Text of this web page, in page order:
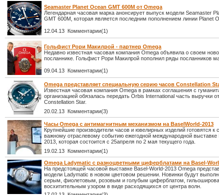
Seamaster Planet Ocean GMT 600M от Omega
Легендарная часовая марка анонсирует выпуск модели Seamaster
GMT 600M, которая является последним пополнением линии Planet
12.04.13 Комментарии(1)
Гольфист Рори Макилрой - партнер Omega
Недавно известная часовая компания Omega объявила о своем
посланнике. Гольфист Рори Макилрой пополнил ряды посланников
09.04.13 Комментарии(1)
Omega представляет специальную серию часов Constellation
Известная часовая компания Omega в рамках соглашения с
организацией обязалась передать Orbis International часть выручки
Constellation Star.
20.02.13 Комментарии(3)
Часы Omega с антимагнитным механизмом на BaselWorld-2013
Крупнейшие производители часов и ювелирных изделий готовятся к
важному отраслевому событию ежегодной международной выставке
2013, которая состоится с 25апреля по 2 мая текущего года.
19.02.13 Комментарии(1)
Omega Ladymatic с разноцветными циферблатами на Basel-
На предстоящей часовой выставке Basel-World-2013 Omega
модели Ladymatic в новом цветовом решении. Новинки будут
серым, фиолетовым, розовым и голубым циферблатом,
восхитительным узором в виде расходящихся от центра волн.